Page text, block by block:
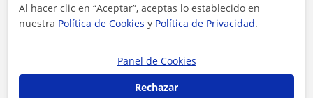
Al hacer clic, aceptas nuestroaviso legaly deprivacidad
Contactar ahora
Al hacer clic en “Aceptar”, aceptas lo establecido en
nuestra Política de Cookies y Política de Privacidad.
Panel de Cookies
Rechazar